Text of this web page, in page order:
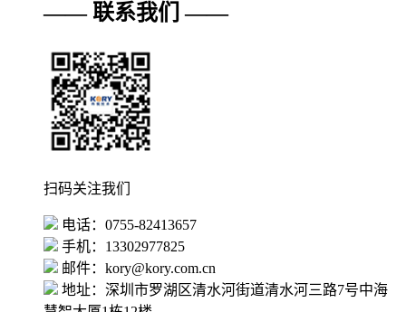
—— 联系我们 ——
扫码关注我们
电话：0755-82413657
手机：13302977825
邮件：kory@kory.com.cn
地址：深圳市罗湖区清水河街道清水河三路7号中海